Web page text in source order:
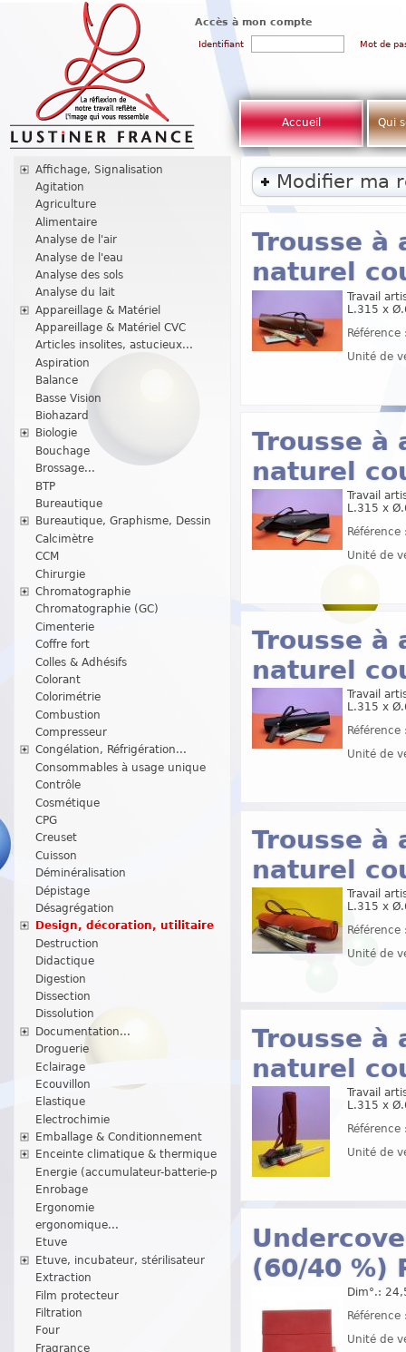
Accès à mon compte
Identifiant Mot de
Accueil Qui
Affichage, Signalisation
Agitation
Agriculture
Alimentaire
Analyse de l'air
Analyse de l'eau
Analyse des sols
Analyse du lait
Appareillage & Matériel
Appareillage & Matériel CVC
Articles insolites, astucieux...
Aspiration
Balance
Basse Vision
Biohazard
Biologie
Bouchage
Brossage...
BTP
Bureautique
Bureautique, Graphisme, Dessin
Calcimètre
CCM
Chirurgie
Chromatographie
Chromatographie (GC)
Cimenterie
Coffre fort
Colles & Adhésifs
Colorant
Colorimétrie
Combustion
Compresseur
Congélation, Réfrigération...
Consommables à usage unique
Contrôle
Cosmétique
CPG
Creuset
Cuisson
Déminéralisation
Dépistage
Désagrégation
Design, décoration, utilitaire
Destruction
Didactique
Digestion
Dissection
Dissolution
Documentation...
Droguerie
Eclairage
Ecouvillon
Elastique
Electrochimie
Emballage & Conditionnement
Enceinte climatique & thermique
Energie (accumulateur-batterie-p
Enrobage
Ergonomie
ergonomique...
Etuve
Etuve, incubateur, stérilisateur
Extraction
Film protecteur
Filtration
Four
Fragrance
Modifier ma
Trousse à
naturel
Travail
L.315 x
Unité de
Trousse à
naturel
Travail
L.315 x
Unité de
Trousse à
naturel
Travail
L.315 x
Unité de
Trousse à
naturel
Travail
L.315 x
Unité de
Trousse à
naturel
Travail
L.315 x
Unité de
(60/40 %)
Dim°.:
Unité de